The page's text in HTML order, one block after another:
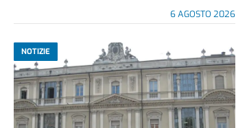
6 AGOSTO 2026
NOTIZIE